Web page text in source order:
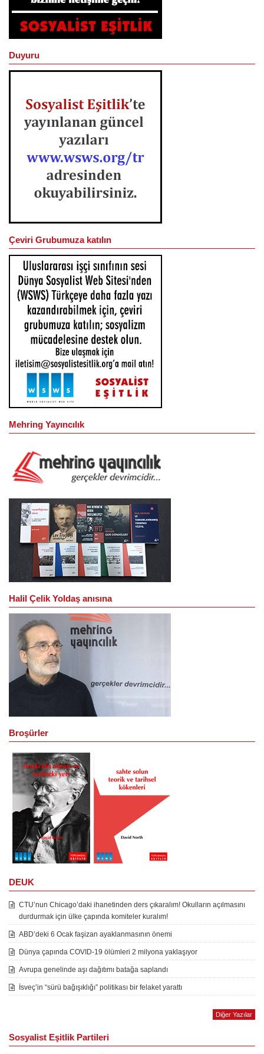
Duyuru
Çeviri Grubumuza katılın
Mehring Yayıncılık
Halil Çelik Yoldaş anısına
Broşürler
DEUK
CTU’nun Chicago’daki ihanetinden ders çıkaralım! Okulların açılmasını
durdurmak için ülke çapında komiteler kuralım!
ABD’deki 6 Ocak faşizan ayaklanmasının önemi
Dünya çapında COVID-19 ölümleri 2 milyona yaklaşıyor
Avrupa genelinde aşı dağıtımı batağa saplandı
İsveç’in “sürü bağışıklığı” politikası bir felaket yarattı
Diğer Yazılar
Sosyalist Eşitlik Partileri